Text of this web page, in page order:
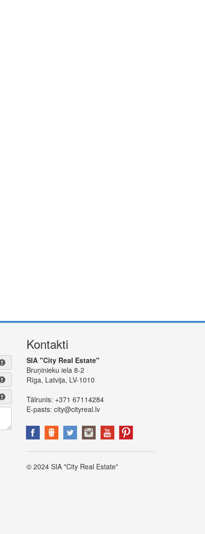
Kontakti
SIA "City Real Estate"
Bruņinieku iela 8-2
Rīga, Latvija, LV-1010
Tālrunis: +371 67114284
E-pasts: city@cityreal.lv
© 2024 SIA "City Real Estate"